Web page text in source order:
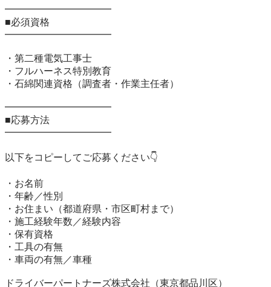
━━━━━━━━━━━
■必須資格
━━━━━━━━━━━
・第二種電気工事士
・フルハーネス特別教育
・石綿関連資格（調査者・作業主任者）
━━━━━━━━━━━
■応募方法
━━━━━━━━━━━
以下をコピーしてご応募ください👇
・お名前
・年齢／性別
・お住まい（都道府県・市区町村まで）
・施工経験年数／経験内容
・保有資格
・工具の有無
・車両の有無／車種
ドライバーパートナーズ株式会社（東京都品川区）